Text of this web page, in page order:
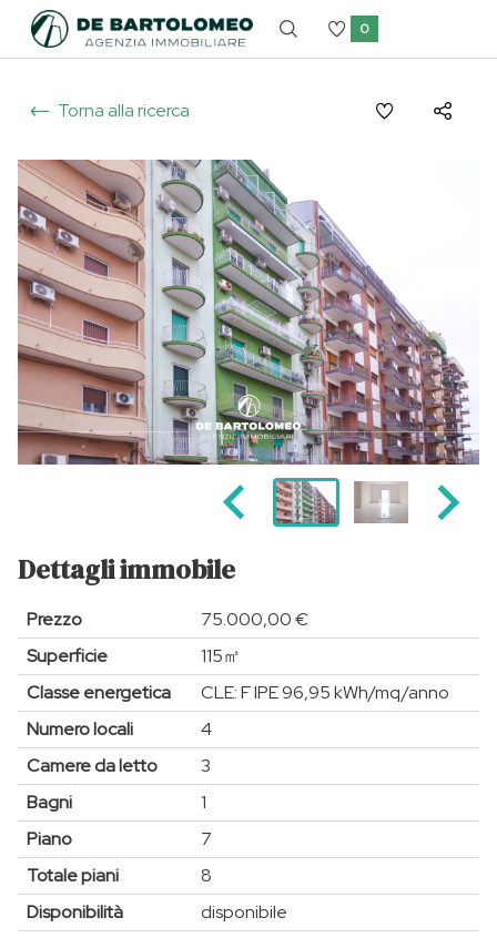
0
Torna alla ricerca
Dettagli immobile
Prezzo
75.000,00 €
Superficie
115㎡
Classe energetica
CLE: F IPE 96,95 kWh/mq/anno
Numero locali
4
Camere da letto
3
Bagni
1
Piano
7
Totale piani
8
Disponibilità
disponibile